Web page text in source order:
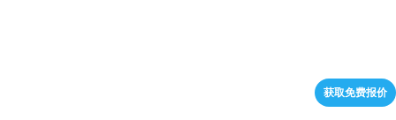
获取免费报价